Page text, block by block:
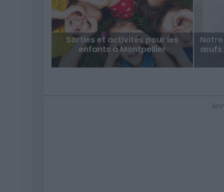
Sorties et activités pour les
enfants à Montpellier
œufs